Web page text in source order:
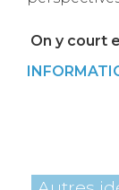
On y court